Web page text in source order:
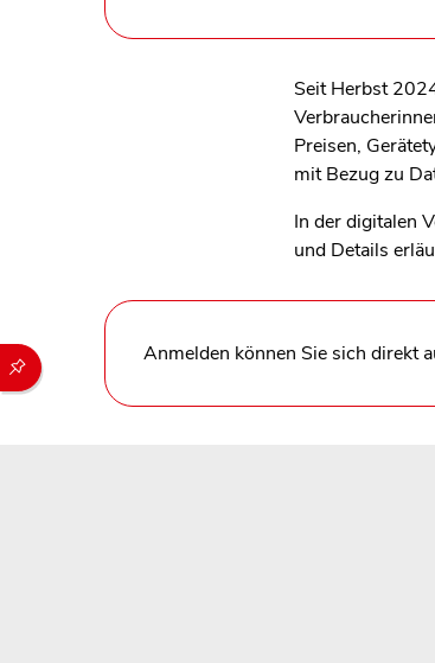
Durch die folgenden Buttons können Sie direkt auf
Seit Herbst
Preisen,
mit Bezug zu
In der digitalen
und Details
Anmelden können Sie sich direkt